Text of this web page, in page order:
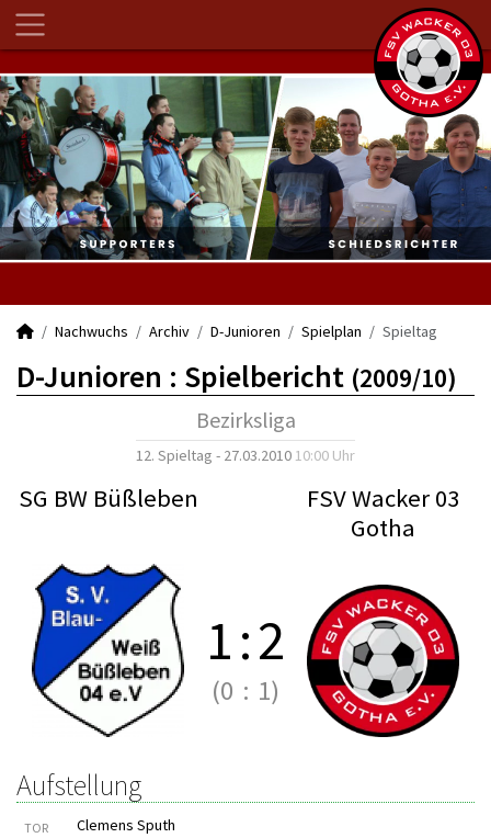
Nachwuchs Archiv D-Junioren Spielplan Spieltag
D-Junioren : Spielbericht (2009/10)
Bezirksliga
12. Spieltag - 27.03.2010 10:00 Uhr
SG BW Büßleben
FSV Wacker 03
Gotha
1:2
(0 : 1)
Aufstellung
TOR Clemens Sputh